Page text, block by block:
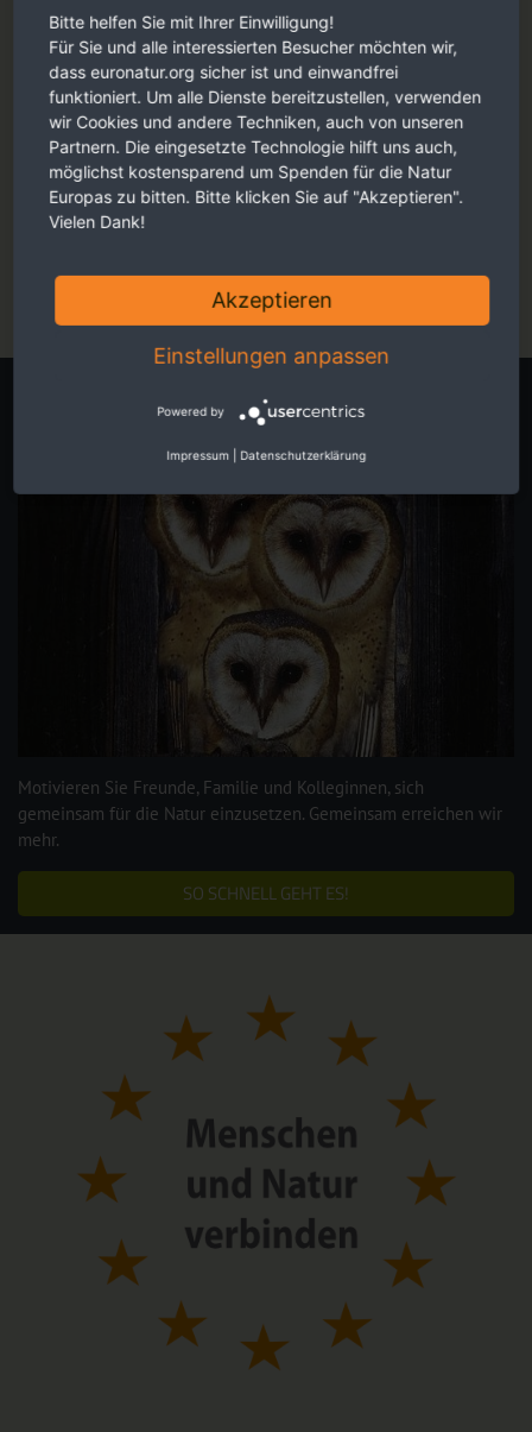
Faszinierende Reportagen, persönliche Eindrücke und
berührende Fotos - ansprechend für Sie aufbereitet.
Jetzt online schmökern
Eigene Spendenaktion starten
Motivieren Sie Freunde, Familie und Kolleginnen, sich
gemeinsam für die Natur einzusetzen. Gemeinsam erreichen wir
mehr.
SO SCHNELL GEHT ES!
Bitte helfen Sie mit Ihrer Einwilligung!
Für Sie und alle interessierten Besucher möchten wir,
dass euronatur.org sicher ist und einwandfrei
funktioniert. Um alle Dienste bereitzustellen, verwenden
wir Cookies und andere Techniken, auch von unseren
Partnern. Die eingesetzte Technologie hilft uns auch,
möglichst kostensparend um Spenden für die Natur
Europas zu bitten. Bitte klicken Sie auf "Akzeptieren".
Vielen Dank!
Akzeptieren
Einstellungen anpassen
Powered by
Impressum Datenschutzerklärung